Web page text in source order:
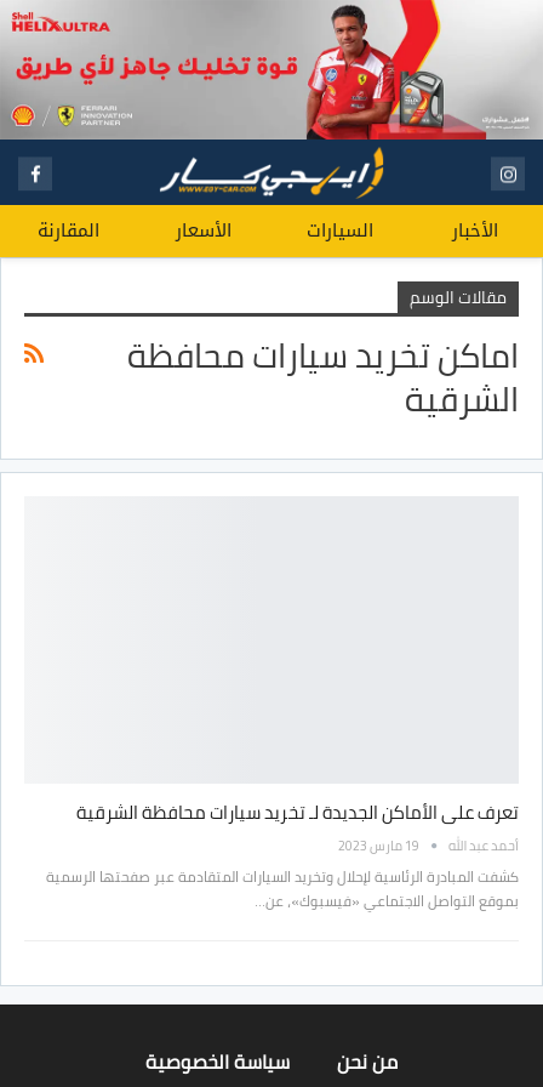
الأخبار السيارات الأسعار المقارنة
مقالات الوسم
اماكن تخريد سيارات محافظة
الشرقية
تعرف على الأماكن الجديدة لـ تخريد سيارات محافظة الشرقية
أحمد عبد الله 19 مارس 2023
كشفت المبادرة الرئاسية لإحلال وتخريد السيارات المتقادمة عبر صفحتها الرسمية
بموقع التواصل الاجتماعي «فيسبوك»، عن…
من نحن سياسة الخصوصية